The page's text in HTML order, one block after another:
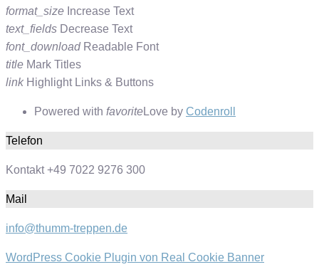
format_size Increase Text
text_fields Decrease Text
font_download Readable Font
title Mark Titles
link Highlight Links & Buttons
Powered with favoriteLove by Codenroll
Telefon
Kontakt +49 7022 9276 300
Mail
info@thumm-treppen.de
WordPress Cookie Plugin von Real Cookie Banner